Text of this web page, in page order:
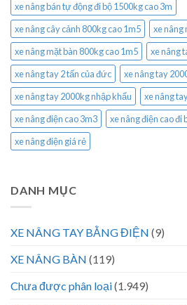
xe nâng bán tự động đi bộ 1500kg cao 3m
xe nâng cây cảnh 800kg cao 1m5
xe nâng
xe nâng mặt bàn 800kg cao 1m5
xe nâng
xe nâng tay 2 tấn của đức
xe nâng tay
xe nâng tay 2000kg nhập khẩu
xe nâng
xe nâng điện cao 3m3
xe nâng điện cao đi
xe nâng điện giá rẻ
DANH MỤC
XE NÂNG TAY BẰNG ĐIỆN (9)
XE NÂNG BÀN (119)
Chưa được phân loại(1.949)